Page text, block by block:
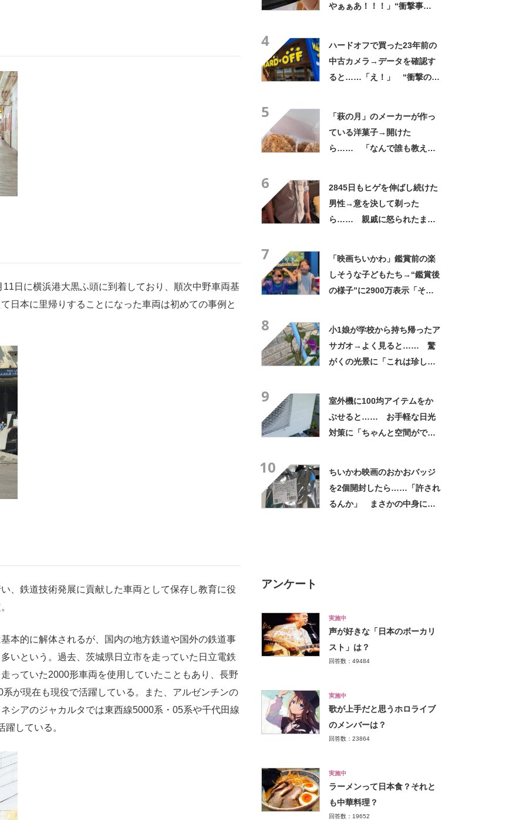
日に横浜港大黒ふ頭に到着しており、順次中野車両基
日本に里帰りすることになった車両は初めての事例と
鉄道技術発展に貢献した車両として保存し教育に役
的に解体されるが、国内の地方鉄道や国外の鉄道事
いという。過去、茨城県日立市を走っていた日立電鉄
っていた2000形車両を使用していたこともあり、長野
が現在も現役で活躍している。また、アルゼンチンの
シアのジャカルタでは東西線5000系・05系や千代田線
している。
やぁぁあ！！！」“衝撃事
4
ハードオフで買った23年前の
中古カメラ→データを確認す
ると……「え！」 “衝撃の中
5
「萩の月」のメーカーが作っ
ている洋菓子→開けた
ら…… 「なんで誰も教えて
6
2845日もヒゲを伸ばし続けた
男性→意を決して剃った
ら…… 親戚に怒られたまさ
7
「映画ちいかわ」鑑賞前の楽
しそうな子どもたち→“鑑賞後
の様子”に2900万表示「そう
8
小1娘が学校から持ち帰ったア
サガオ→よく見ると…… 驚
がくの光景に「これは珍し
9
室外機に100均アイテムをか
ぶせると…… お手軽な日光
対策に「ちゃんと空間ができ
10
ちいかわ映画のおかおバッジ
を2個開封したら……「許され
るんか」 まさかの中身に
アンケート
実施中
声が好きな「日本のボーカリ
スト」は？
回答数：49484
実施中
歌が上手だと思うホロライブ
のメンバーは？
回答数：23864
実施中
ラーメンって日本食？それと
も中華料理？
回答数：19652